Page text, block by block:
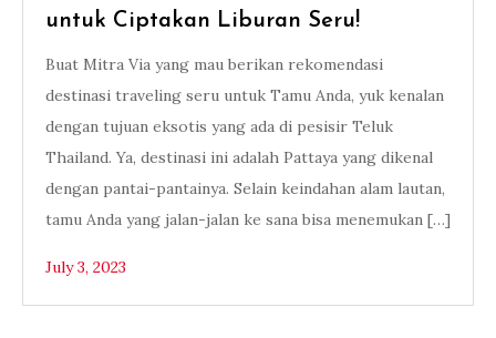
untuk Ciptakan Liburan Seru!
Buat Mitra Via yang mau berikan rekomendasi
destinasi traveling seru untuk Tamu Anda, yuk kenalan
dengan tujuan eksotis yang ada di pesisir Teluk
Thailand. Ya, destinasi ini adalah Pattaya yang dikenal
dengan pantai-pantainya. Selain keindahan alam lautan,
tamu Anda yang jalan-jalan ke sana bisa menemukan […]
July 3, 2023